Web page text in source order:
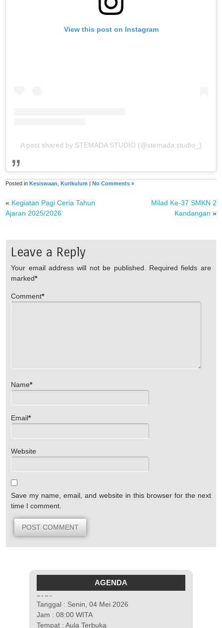
View this post on Instagram
A post shared by STEMADA STUDIO (@stemada.studio_)
Posted inKesiswaan ,Kurikulum |No Comments »
« Kegiatan Pagi Ceria Tahun
Ajaran 2025/2026
Milad Ke-37 SMKN 2
Kandangan »
Leave a Reply
Your email address will not be published.
Required fields are
marked*
Comment*
Name*
Email*
Website
Save my name, email, and website in this browser for the next
time I comment.
AGENDA
Pengumuman Kelulusan Kelas XII Tahun
2026
Tanggal : Senin, 04 Mei 2026
Jam : 08:00 WITA
Tempat : Aula Terbuka